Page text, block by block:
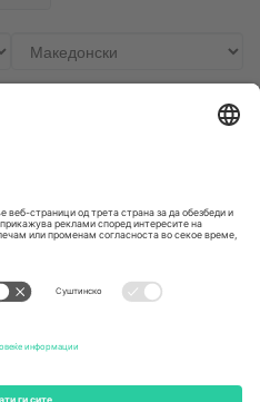
167 City Road, London, Greater
London, EC1V 1AW, United
Engelberg, Switzerland